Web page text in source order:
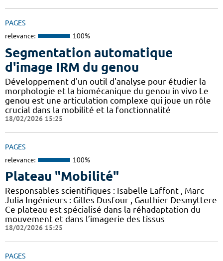
PAGES
relevance: 100%
Segmentation automatique
d'image IRM du genou
Développement d'un outil d'analyse pour étudier la
morphologie et la biomécanique du genou in vivo Le
genou est une articulation complexe qui joue un rôle
crucial dans la mobilité et la fonctionnalité
18/02/2026 15:25
PAGES
relevance: 100%
Plateau "Mobilité"
Responsables scientifiques : Isabelle Laffont , Marc
Julia Ingénieurs : Gilles Dusfour , Gauthier Desmyttere
Ce plateau est spécialisé dans la réhadaptation du
mouvement et dans l’imagerie des tissus
18/02/2026 15:25
PAGES